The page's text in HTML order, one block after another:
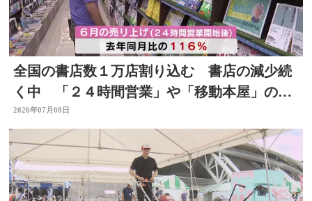
全国の書店数１万店割り込む 書店の減少続
く中 「２４時間営業」や「移動本屋」の取
り組みも 大分
2026年07月08日